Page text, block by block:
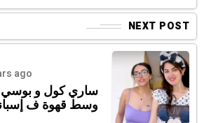
NEXT POST
ago
ساري كول و بوسي
وسط قهوة ف